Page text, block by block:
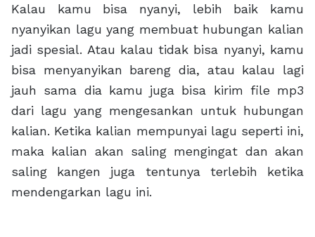
Kalau kamu bisa nyanyi, lebih baik kamu
nyanyikan lagu yang membuat hubungan kalian
jadi spesial. Atau kalau tidak bisa nyanyi, kamu
bisa menyanyikan bareng dia, atau kalau lagi
jauh sama dia kamu juga bisa kirim file mp3
dari lagu yang mengesankan untuk hubungan
kalian. Ketika kalian mempunyai lagu seperti ini,
maka kalian akan saling mengingat dan akan
saling kangen juga tentunya terlebih ketika
mendengarkan lagu ini.